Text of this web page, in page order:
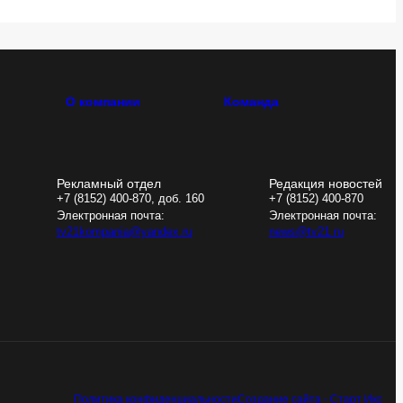
О компании
Команда
Рекламный отдел
+7 (8152) 400-870, доб. 160
Электронная почта:
tv21kompania@yandex.ru
Редакция новостей
+7 (8152) 400-870
Электронная почта:
news@tv21.ru
Политика конфиденциальностиСоздание сайта - Старт Икс